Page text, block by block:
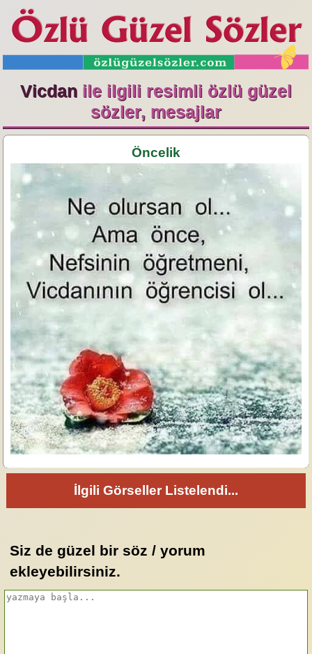
Vicdan ile ilgili resimli özlü güzel
sözler, mesajlar
Öncelik
İlgili Görseller Listelendi...
Siz de güzel bir söz / yorum
ekleyebilirsiniz.